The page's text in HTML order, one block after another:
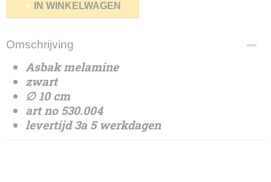
IN WINKELWAGEN
Omschrijving
Asbak melamine
zwart
∅ 10 cm
art no 530.004
levertijd 3a 5 werkdagen